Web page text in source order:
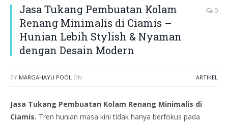
Jasa Tukang Pembuatan Kolam
Renang Minimalis di Ciamis –
Hunian Lebih Stylish & Nyaman
dengan Desain Modern
0
BY MARGAHAYU POOL ON ARTIKEL
Jasa Tukang Pembuatan Kolam Renang Minimalis di
Ciamis. Tren hunian masa kini tidak hanya berfokus pada